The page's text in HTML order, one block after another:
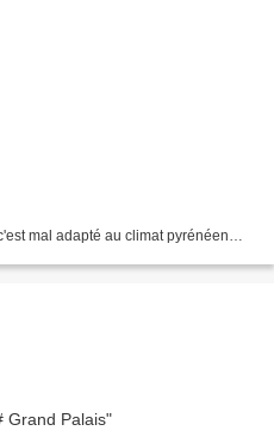
mal adapté au climat pyrénéen…